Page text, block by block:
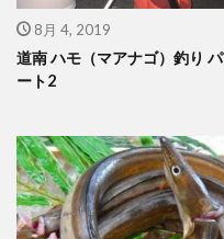
8月 4, 2019
道南 ハモ（マアナゴ）釣り パ
ート2